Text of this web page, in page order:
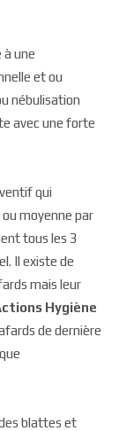
une
et ou
nébulisation
avec une forte
qui
moyenne par
tous les 3
Il existe de
mais leur
Hygiène
de dernière
blattes et